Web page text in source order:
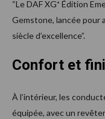
“Le DAF XG⁺ Édition
Gemstone, lancée pour
siècle d’excellence”.
Confort et
À l’intérieur, les
équipée, avec un